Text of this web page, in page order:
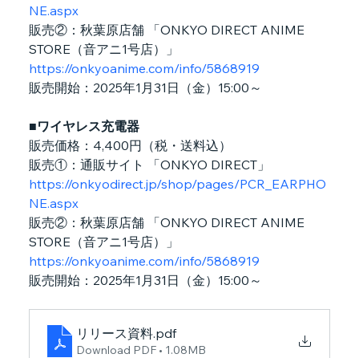
NE.aspx
販売②：秋葉原店舗 「ONKYO DIRECT ANIME
STORE（音アニ1号店）」
https://onkyoanime.com/info/5868919
販売開始：2025年1月31日（金）15:00～
■ワイヤレス充電器
販売価格：4,400円（税・送料込）
販売①：通販サイト 「ONKYO DIRECT」
https://onkyodirect.jp/shop/pages/PCR_EARPHO
NE.aspx
販売②：秋葉原店舗 「ONKYO DIRECT ANIME
STORE（音アニ1号店）」
https://onkyoanime.com/info/5868919
販売開始：2025年1月31日（金）15:00～
リリース資料.pdf
Download PDF • 1.08MB